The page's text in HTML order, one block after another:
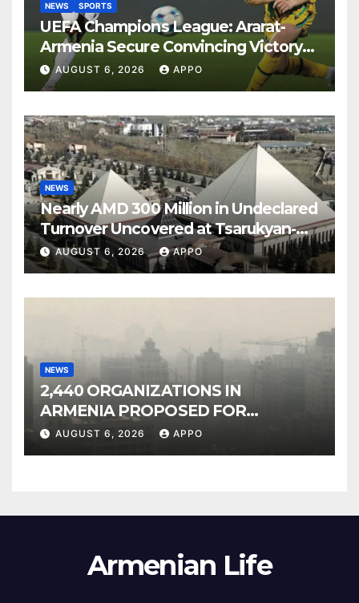
NEWS SPORTS
UEFA Champions League: Ararat-
Armenia Secure Convincing Victory
Over Shamrock Rovers 2-0
AUGUST 6, 2026 APPO
NEWS
Nearly AMD 300 Million in Undeclared
Turnover Uncovered at Tsarukyan-
Owned Entertainment Center
AUGUST 6, 2026 APPO
NEWS
2,440 ORGANIZATIONS IN
ARMENIA PROPOSED FOR
INCLUSION IN LIST OF AIR
AUGUST 6, 2026 APPO
Armenian Life